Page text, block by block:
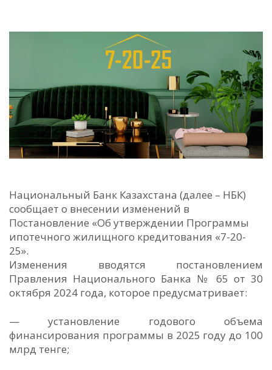
Национальный Банк Казахстана (далее – НБК)
сообщает о внесении изменений в
Постановление «Об утверждении Программы
ипотечного жилищного кредитования «7-20-
25».
Изменения вводятся постановлением
Правления Национального Банка № 65 от 30
октября 2024 года, которое предусматривает:
— установление годового объема
финансирования программы в 2025 году до 100
млрд тенге;